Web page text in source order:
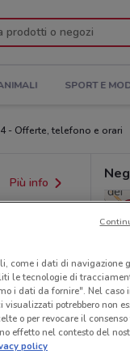
SPORT E
- Offerte, telefono e orari
Più info
come i dati di navigazione
le tecnologie di
i dati da fornire". Nel caso
potrebbero non
o per revocare il
effetto nel contesto del
policy